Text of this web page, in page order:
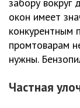
окон имеет
конкурентным
промтоварам
нужны.
Частная